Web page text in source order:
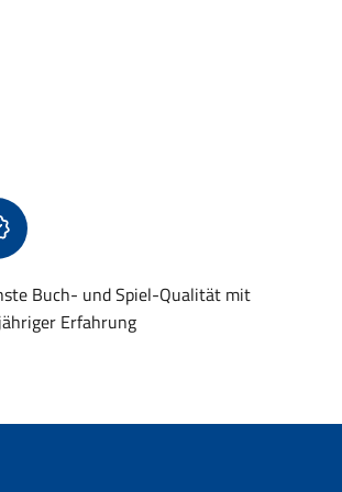
Buch- und Spiel-Qualität mit
Erfahrung